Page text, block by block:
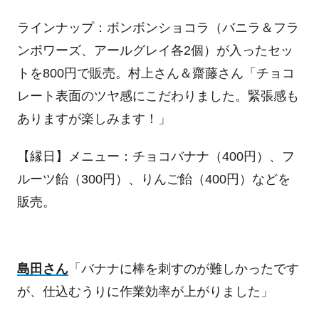
ラインナップ：ボンボンショコラ（バニラ＆フラ
ンボワーズ、アールグレイ各2個）が入ったセッ
トを800円で販売。村上さん＆齋藤さん「チョコ
レート表面のツヤ感にこだわりました。緊張感も
ありますが楽しみます！」
【縁日】メニュー：チョコバナナ（400円）、フ
ルーツ飴（ 300円）、りんご飴（400円）などを
販売。
島田さん「バナナに棒を刺すのが難しかったです
が、仕込むうりに作業効率が上がりました」